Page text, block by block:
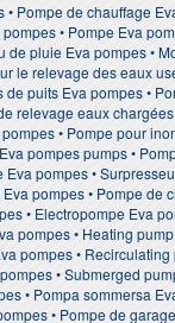
Pompe de chauffage
• Pompe Eva
de pluie Eva pompes •
le relevage des eaux
puits Eva pompes •
relevage eaux
• Pompe pour
pompes pumps •
pompes •
pompes • Pompe
• Electropompe Eva
pompes • Heating
pompes •
• Submerged
• Pompa sommersa
• Pompe de